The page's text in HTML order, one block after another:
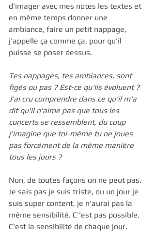
d'imager avec mes notes les textes et
en même temps donner une
ambiance, faire un petit nappage,
j'appelle ça comme ça, pour qu'il
puisse se poser dessus.
Tes nappages, tes ambiances, sont
figés ou pas ? Est-ce qu'ils évoluent ?
J'ai cru comprendre dans ce qu'il m'a
dit qu'il n'aime pas que tous les
concerts se ressemblent, du coup
j'imagine que toi-même tu ne joues
pas forcément de la même manière
tous les jours ?
Non, de toutes façons on ne peut pas.
Je sais pas je suis triste, ou un jour je
suis super content, je n'aurai pas la
même sensibilité. C''est pas possible.
C'est la sensibilité de chaque jour.